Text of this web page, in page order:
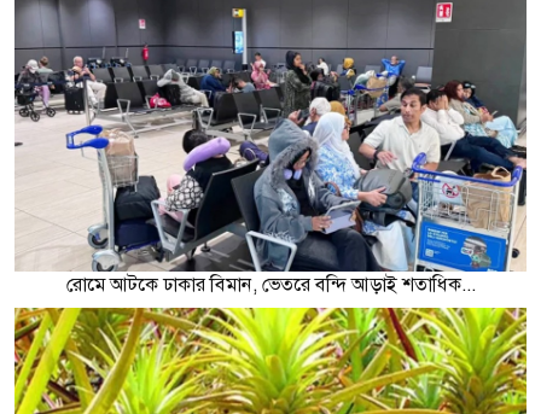
রোমে আটকে ঢাকার বিমান, ভেতরে বন্দি আড়াই শতাধিক...